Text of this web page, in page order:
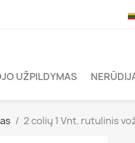
UŽPILDYMAS
2 colių 1 Vnt. rutulinis